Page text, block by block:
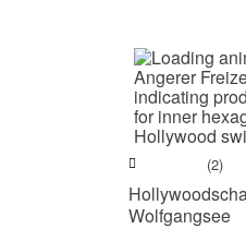
(2)
Wolfgangsee